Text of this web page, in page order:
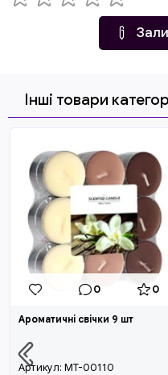
Інші товари
0 0
Ароматичні свічки 9 шт
Артикул: MT-00110